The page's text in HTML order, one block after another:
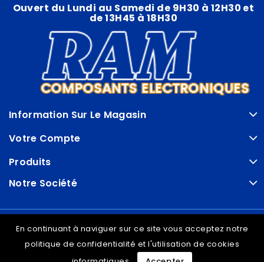
Ouvert du Lundi au Samedi de 9H30 à 12H30 et
de 13H45 à 18H30
Information Sur Le Magasin
Votre Compte
Produits
Notre Société
© VDRAM - 2026
En continuant à naviguer sur ce site vous acceptez notre
politique de confidentialité et l'utilisation de cookies